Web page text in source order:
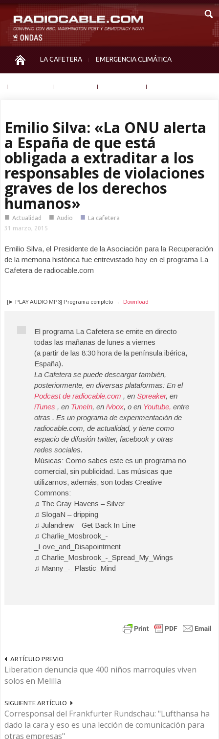
LA CAFETERA EMERGENCIA CLIMÁTICA
Emilio Silva: «La ONU alerta
a España de que está
obligada a extraditar a los
responsables de violaciones
graves de los derechos
humanos»
■ Actualidad ■ Audio ■ La cafetera
31 marzo, 2015
Emilio Silva, el Presidente de la Asociación para la Recuperación
de la memoria histórica fue entrevistado hoy en el programa La
Cafetera de radiocable.com
[► PLAY AUDIO MP3] Programa completo → Download
El programa La Cafetera se emite en directo
todas las mañanas de lunes a viernes
(a partir de las 8:30 hora de la península ibérica,
España).
La Cafetera se puede descargar también,
posteriormente, en diversas plataformas: En el
Podcast de radiocable.com , en Spreaker, en
iTunes , en TuneIn, en iVoox, o en Youtube, entre
otras . Es un programa de experimentación de
radiocable.com, de actualidad, y tiene como
espacio de difusión twitter, facebook y otras
redes sociales.
Músicas: Como sabes este es un programa no
comercial, sin publicidad. Las músicas que
utilizamos, además, son todas Creative
Commons:
♫ The Gray Havens – Silver
♫ SlogaN – dripping
♫ Julandrew – Get Back In Line
♫ Charlie_Mosbrook_-
_Love_and_Disapointment
♫ Charlie_Mosbrook_-_Spread_My_Wings
♫ Manny_-_Plastic_Mind
ARTÍCULO PREVIO
Liberation denuncia que 400 niños marroquíes viven
solos en Melilla
SIGUIENTE ARTÍCULO
Corresponsal del Frankfurter Rundschau: "Lufthansa ha
dado la cara y eso es una lección de comunicación para
otras empresas"